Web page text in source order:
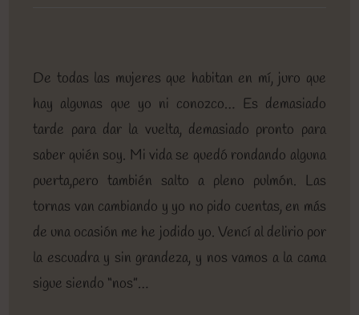
De todas las mujeres que habitan en mí, juro que
hay algunas que yo ni conozco… Es demasiado
tarde para dar la vuelta, demasiado pronto para
saber quién soy. Mi vida se quedó rondando alguna
puerta,pero también salto a pleno pulmón. Las
tornas van cambiando y yo no pido cuentas, en más
de una ocasión me he jodido yo. Vencí al delirio por
la escuadra y sin grandeza, y nos vamos a la cama
sigue siendo “nos”…